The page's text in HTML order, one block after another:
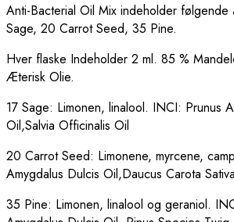
Anti-Bacterial Oil Mix indeholder
Sage, 20 Carrot Seed, 35 Pine.
Hver flaske Indeholder 2 ml. 85 %
Æterisk Olie.
17 Sage: Limonen, linalool. INCI: Prunus
Oil,Salvia Officinalis Oil
20 Carrot Seed: Limonene, myrcene,
Amygdalus Dulcis Oil,Daucus Carota
35 Pine: Limonen, linalool og geraniol.